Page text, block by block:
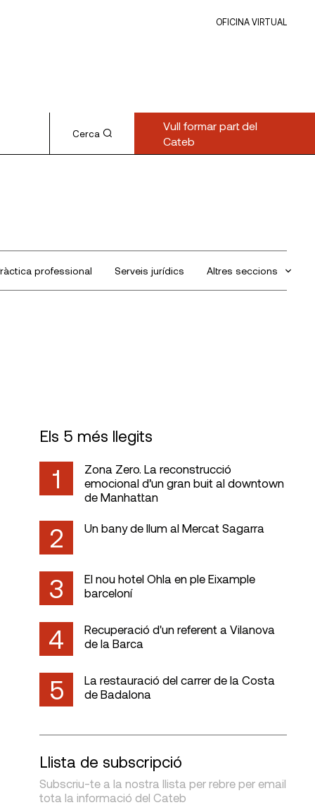
OFICINA VIRTUAL
Cerca
Vull formar part del
Cateb
professional Serveis jurídics Altres seccions
Els 5 més llegits
1
Zona Zero. La reconstrucció
emocional d’un gran buit al downtown
de Manhattan
2 Un bany de llum al Mercat Sagarra
3
El nou hotel Ohla en ple Eixample
barceloní
4
Recuperació d'un referent a Vilanova
de la Barca
5
La restauració del carrer de la Costa
de Badalona
Llista de subscripció
Subscriu-te a la nostra llista per rebre per email
tota la informació del Cateb